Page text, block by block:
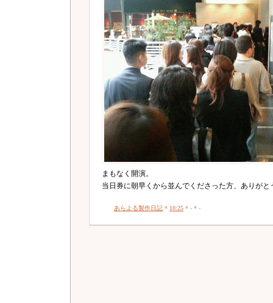
まもなく開演。
当日券に朝早くから並んでくださった方、ありがと
あらよる製作日記 * 10:25 * - * -